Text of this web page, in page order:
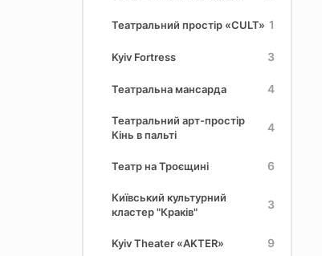
Театральний простір «CULT» 1
Kyiv Fortress 3
Театральна мансарда 4
Театральний арт-простір
Кінь в пальті
4
Театр на Троєщині 6
Київський культурний
кластер "Краків"
3
Kyiv Theater «AKTER» 9